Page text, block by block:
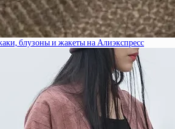
блузоны и жакеты на Алиэкспресс